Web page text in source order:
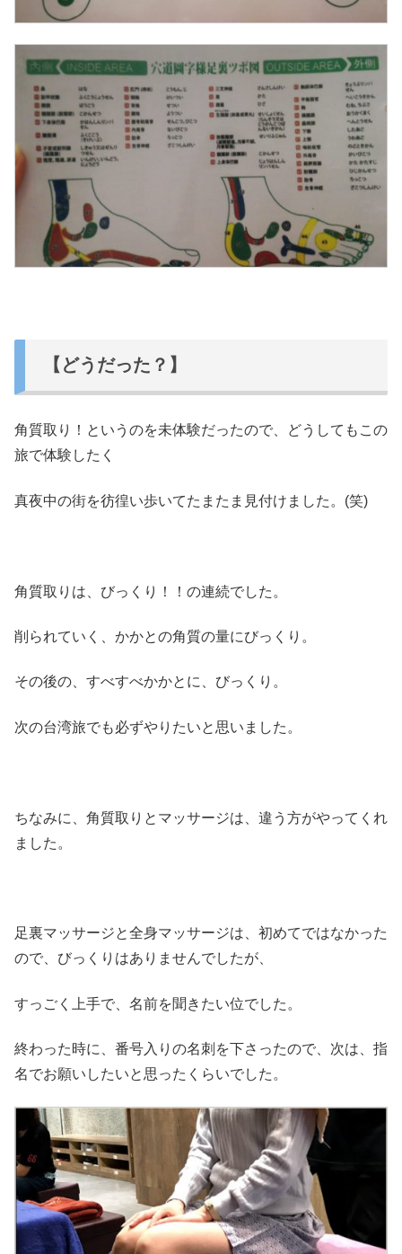
【どうだった？】
角質取り！というのを未体験だったので、どうしてもこの
旅で体験したく
真夜中の街を彷徨い歩いてたまたま見付けました。(笑)
角質取りは、びっくり！！の連続でした。
削られていく、かかとの角質の量にびっくり。
その後の、すべすべかかとに、びっくり。
次の台湾旅でも必ずやりたいと思いました。
ちなみに、角質取りとマッサージは、違う方がやってくれ
ました。
足裏マッサージと全身マッサージは、初めてではなかった
ので、びっくりはありませんでしたが、
すっごく上手で、名前を聞きたい位でした。
終わった時に、番号入りの名刺を下さったので、次は、指
名でお願いしたいと思ったくらいでした。